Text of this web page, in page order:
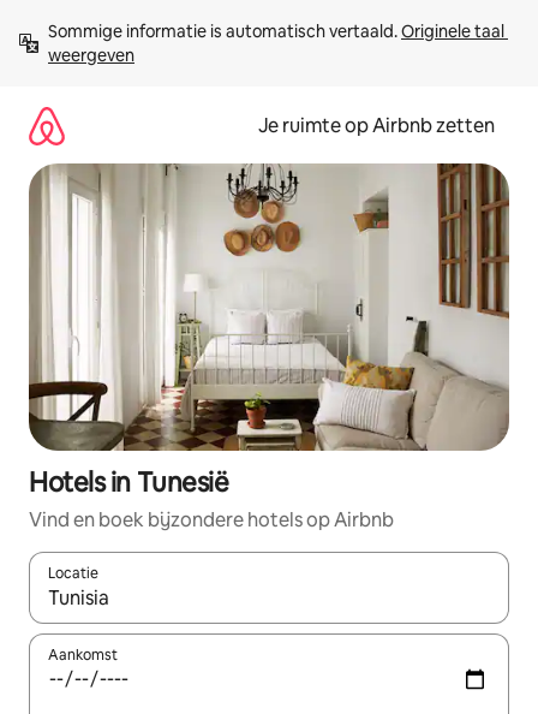
direct
naar
Sommige informatie is automatisch vertaald. Originele taal
weergeven
Je ruimte op Airbnb zetten
Hotels in Tunesië
Vind en boek bijzondere hotels op Airbnb
Locatie
Wanneer er suggesties beschikbaar zijn, maak je een keuze
Aankomst